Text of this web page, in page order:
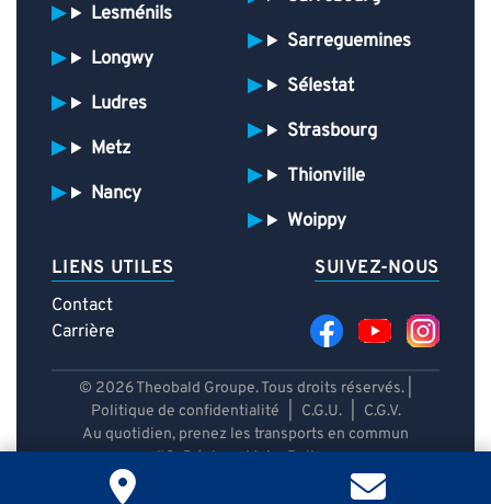
Lesménils
Longwy
Ludres
Metz
Nancy
Sarreguemines
Sélestat
Strasbourg
Thionville
Woippy
LIENS UTILES
Contact
Carrière
SUIVEZ-NOUS
© 2026 Theobald Groupe. Tous droits réservés. |
Politique de confidentialité
C.G.U.
C.G.V.
Au quotidien, prenez les transports en commun
#SeDéplacerMoinsPolluer